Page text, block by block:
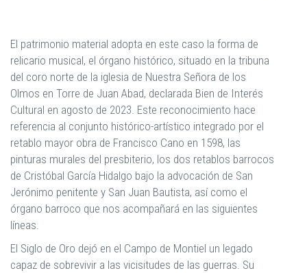
El patrimonio material adopta en este caso la forma de
relicario musical, el órgano histórico, situado en la tribuna
del coro norte de la iglesia de Nuestra Señora de los
Olmos en Torre de Juan Abad, declarada Bien de Interés
Cultural en agosto de 2023. Este reconocimiento hace
referencia al conjunto histórico-artístico integrado por el
retablo mayor obra de Francisco Cano en 1598, las
pinturas murales del presbiterio, los dos retablos barrocos
de Cristóbal García Hidalgo bajo la advocación de San
Jerónimo penitente y San Juan Bautista, así como el
órgano barroco que nos acompañará en las siguientes
líneas.
El Siglo de Oro dejó en el Campo de Montiel un legado
capaz de sobrevivir a las vicisitudes de las guerras. Su